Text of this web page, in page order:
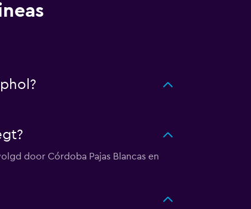
door Córdoba Pajas Blancas en